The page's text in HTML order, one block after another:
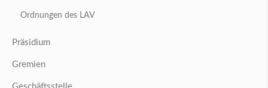
Ordnungen des LAV
Präsidium
Gremien